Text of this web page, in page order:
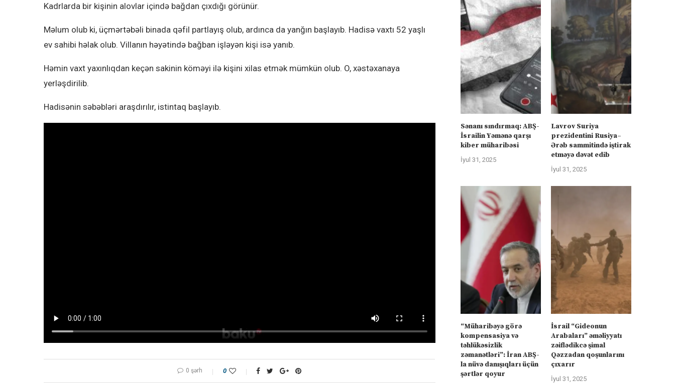
Kadrlarda bir kişinin alovlar içində bağdan çıxdığı görünür.
Məlum olub ki, üçmərtəbəli binada qəfil partlayış olub, ardınca da yanğın başlayıb. Hadisə vaxtı 52 yaşlı
ev sahibi həlak olub. Villanın həyətində bağban işləyən kişi isə yanıb.
Həmin vaxt yaxınlıqdan keçən sakinin köməyi ilə kişini xilas etmək mümkün olub. O, xəstəxanaya
yerləşdirilib.
Hadisənin səbəbləri araşdırılır, istintaq başlayıb.
0 şərh 0
Sənanı sındırmaq: ABŞ-
İsrailin Yəmənə qarşı
kiber müharibəsi
İyul 31, 2025
Lavrov Suriya
prezidentini Rusiya–
Ərəb sammitində iştirak
etməyə dəvət edib
İyul 31, 2025
“Müharibəyə görə
kompensasiya və
təhlükəsizlik
zəmanətləri”: İran ABŞ-
la nüvə danışıqları üçün
şərtlər qoyur
İsrail “Gideonun
Arabaları” əməliyyatı
zəiflədikcə şimal
Qəzzadan qoşunlarını
çıxarır
İyul 31, 2025